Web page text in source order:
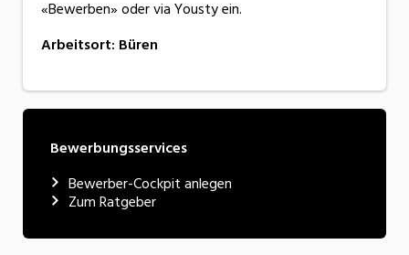
«Bewerben» oder via Yousty ein.
Arbeitsort: Büren
Bewerbungsservices
Bewerber-Cockpit anlegen
Zum Ratgeber